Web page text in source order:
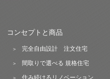
コンセプトと商品
完全自由設計 注文住宅
間取りで選べる 規格住宅